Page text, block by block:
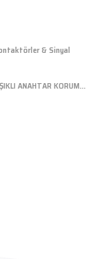
& Sinyal
TY ANH BRB1 -IŞIKLI ANAHTAR KORUMALI